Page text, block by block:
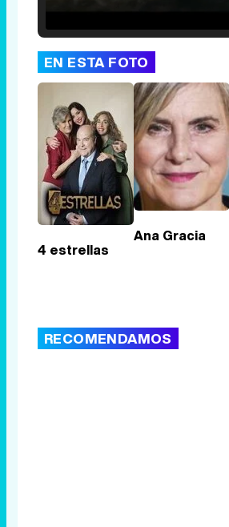
EN ESTA FOTO
4 estrellas
Ana Gracia
RECOMENDAMOS